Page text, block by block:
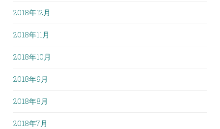
2018年12月
2018年11月
2018年10月
2018年9月
2018年8月
2018年7月